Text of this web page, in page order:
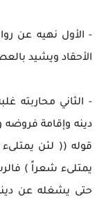
- الأول نهيه عن
الأحقاد ويشيد
- الثاني محاربته
دينه وإقامة فروضه
قوله (( لئن
يمتلىء شعراً )
حتى يشغله عن